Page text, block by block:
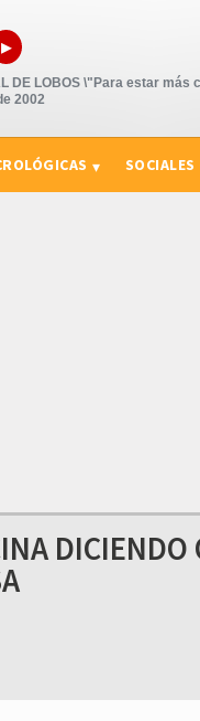
▸
DE LOBOS \"Para estar más
2002
SOCIALES